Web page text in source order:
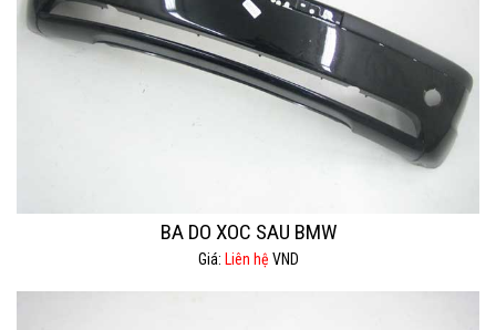
BA DO XOC SAU BMW
Giá: Liên hệ VND